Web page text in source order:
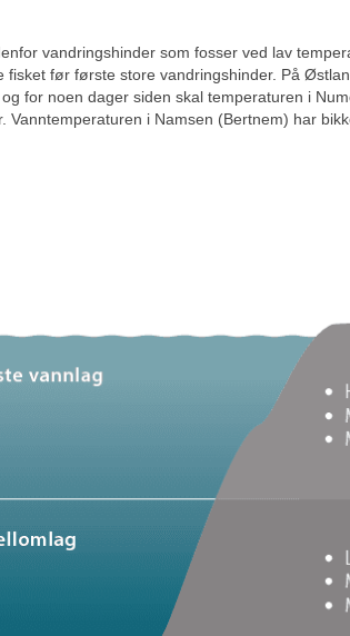
vandringshinder som fosser ved lav
før første store vandringshinder. På
for noen dager siden skal temperaturen i
i Namsen (Bertnem) har